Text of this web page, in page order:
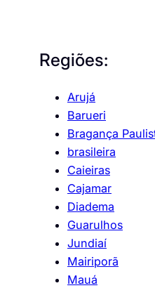
Regiões:
Arujá
Barueri
Bragança
brasileira
Caieiras
Cajamar
Diadema
Guarulhos
Jundiaí
Mairiporã
Mauá